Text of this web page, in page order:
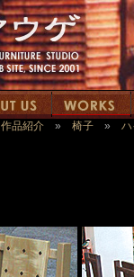
作品紹介» 椅子»